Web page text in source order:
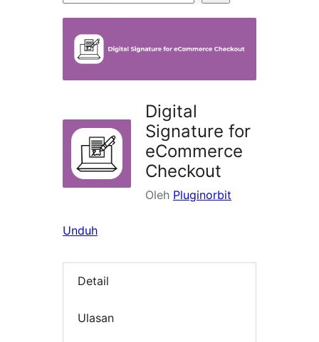
Digital
Signature for
eCommerce
Checkout
Oleh Pluginorbit
Unduh
Detail
Ulasan